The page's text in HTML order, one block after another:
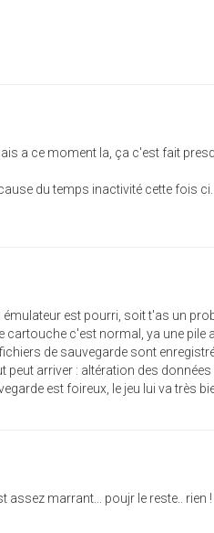
a ce moment la, ça c'est fait
du temps inactivité cette fois ci.
est pourri, soit t'as un
cartouche c'est normal, ya une pile
de sauvegarde sont
peut arriver : altération des
est foireux, le jeu lui va très
assez marrant... poujr le reste.. rien !